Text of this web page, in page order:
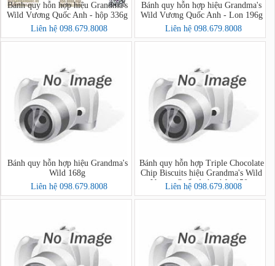
Bánh quy hỗn hợp hiệu Grandma's
Wild Vương Quốc Anh - hộp 336g
Liên hệ 098.679.8008
Bánh quy hỗn hợp hiệu Grandma's
Wild Vương Quốc Anh - Lon 196g
Liên hệ 098.679.8008
Bánh quy hỗn hợp hiệu Grandma's
Wild 168g
Liên hệ 098.679.8008
Bánh quy hỗn hợp Triple Chocolate
Chip Biscuits hiệu Grandma's Wild
Vương Quốc Anh - hộp 150g
Liên hệ 098.679.8008